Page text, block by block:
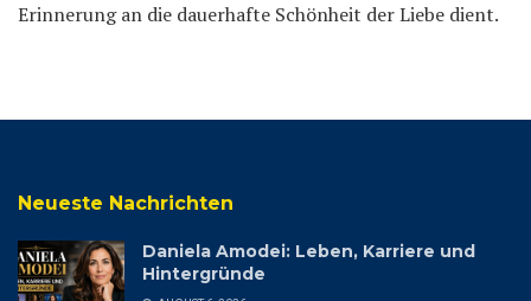
Erinnerung an die dauerhafte Schönheit der Liebe dient.
Neueste Nachrichten
Daniela Amodei: Leben, Karriere und
Hintergründe